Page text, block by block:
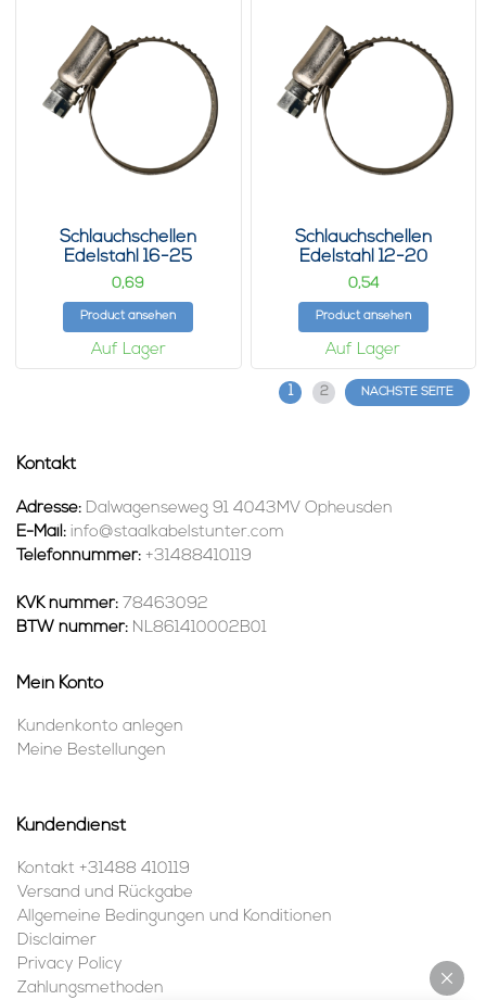
Schlauchschellen
Edelstahl 16-25
0,69
Product ansehen
Auf Lager
Schlauchschellen
Edelstahl 12-20
0,54
Product ansehen
Auf Lager
1 2 NÄCHSTE SEITE
Kontakt
Adresse: Dalwagenseweg 91 4043MV Opheusden
E-Mail: info@staalkabelstunter.com
Telefonnummer: +31488410119
KVK nummer: 78463092
BTW nummer: NL861410002B01
Mein Konto
Kundenkonto anlegen
Meine Bestellungen
Kundendienst
Kontakt +31488 410119
Versand und Rückgabe
Allgemeine Bedingungen und Konditionen
Disclaimer
Privacy Policy
Zahlungsmethoden